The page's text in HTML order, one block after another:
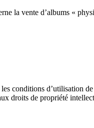
la vente d’albums «
conditions d’utilisation
droits de propriété